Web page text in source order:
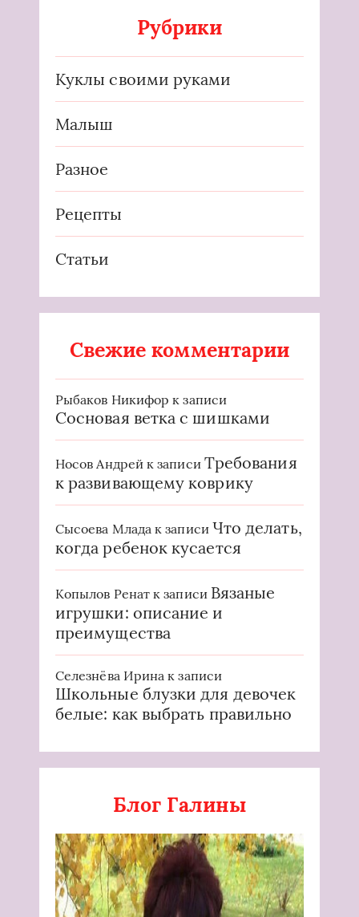
Рубрики
Куклы своими руками
Малыш
Разное
Рецепты
Статьи
Свежие комментарии
Рыбаков Никифор к записи
Сосновая ветка с шишками
Носов Андрейк записи Требования
к развивающему коврику
Сысоева Млада к записи Что делать,
когда ребенок кусается
Копылов Ренат к записи Вязаные
игрушки: описание и
преимущества
Селезнёва Ирина к записи
Школьные блузки для девочек
белые: как выбрать правильно
Блог Галины